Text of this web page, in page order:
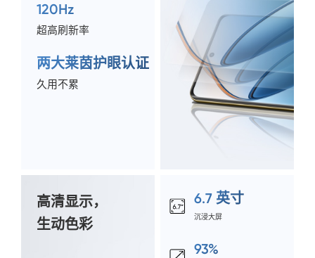
120Hz
超高刷新率
两大莱茵护眼认证
久用不累
高清显示，
生动色彩
6.7 英寸
沉浸大屏
93%